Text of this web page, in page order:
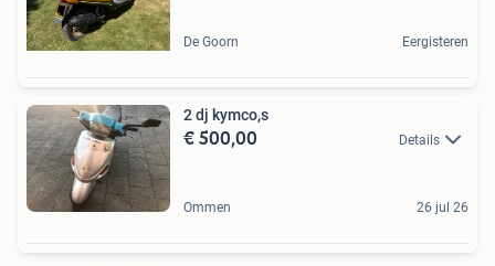
De Goorn Eergisteren
2 dj kymco,s
€ 500,00 Details
Ommen 26 jul 26